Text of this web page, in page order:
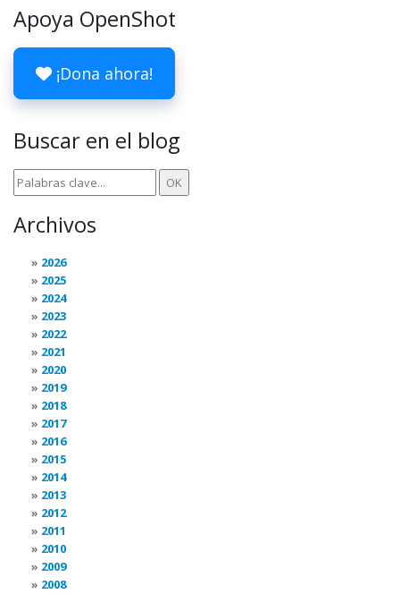
Apoya OpenShot
¡Dona ahora!
Buscar en el blog
Archivos
2026
2025
2024
2023
2022
2021
2020
2019
2018
2017
2016
2015
2014
2013
2012
2011
2010
2009
2008